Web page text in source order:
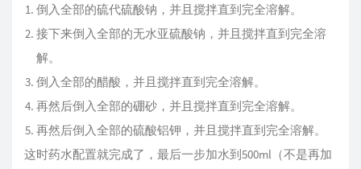
倒入全部的硫代硫酸钠，并且搅拌直到完全溶解。
接下来倒入全部的无水亚硫酸钠，并且搅拌直到完全溶
解。
倒入全部的醋酸，并且搅拌直到完全溶解。
再然后倒入全部的硼砂，并且搅拌直到完全溶解。
再然后倒入全部的硫酸铝钾，并且搅拌直到完全溶解。
这时药水配置就完成了，最后一步加水到500ml（不是再加